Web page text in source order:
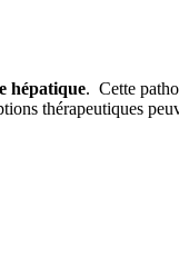
hépatique. Cette
thérapeutiques